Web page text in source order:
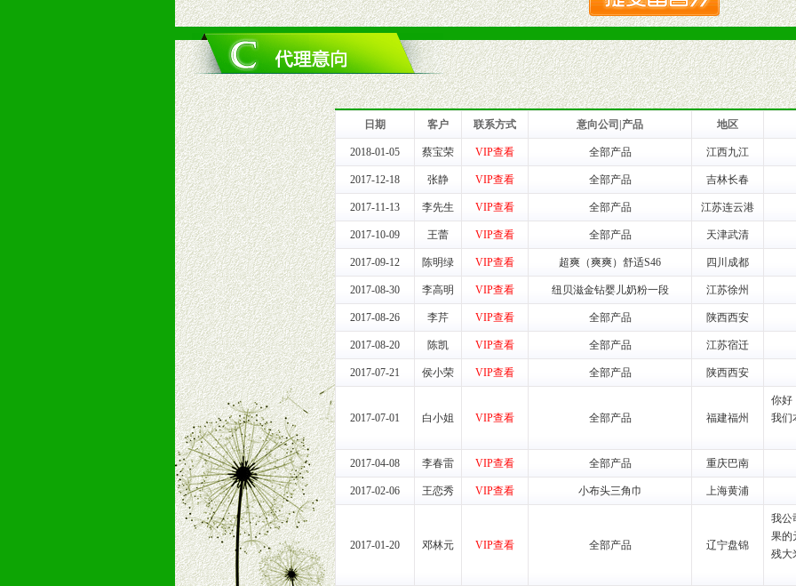
1、拥有婴幼儿产品经销网络，营养品或保健食品相关渠道者。
2、认同公司产品及经营理念，有良好的商业道德，良好的商誉，良好的市场网络的公司及销售自然人。
3、严格按照统一最低渠道价格，统一最低零售价销售，保证良性的价格体系，保证均衡的利润体系。
4、具有一定的资金实力，良好的商业信誉，具备地理区位优势。
5、为维护区域经销商利益，不得窜货。
十一、公司支持
1、免费人员培训支持
由销售明星、业务拓展能手、专业营养师、儿童营养专家为客户提供包括销售、营养、售后服务等各项专业培
2、终端宣传品支持
提供全国统一的产品手册、妈妈手册、VI手册、专柜、POP终端宣传物料、多样化的促销物品、礼品等。
3、大型促销活动支持
根据市场开发需要，为代理商、经销商提供活动策划，物料支持、人员支持等。媒体宣传支持
专业的孕婴童媒体、杂志、直销目录等全国性投放，扩大产品体宣传支持
专业的孕婴童媒体、杂志、直销目录等全国性投放，扩大产品宣传，提高产品美誉度。
4、专业完善的售后服务支持
5、确保经销商相应区域内的独家垄断性经营权益。
6、实施经营管理支持，根据经销商销售情况派人员驻地指导。
7、严格控制价格的波动，并给予相应的政策，充分保证经销产品丰厚的利润空间和市场经营的高额回报。
8、提供合理的退换货保障制度，保证经销商合作零风险。
9、及时有力的推出各种终端促销活动来帮助经销商启动和拉动市场销售，提供终端物料及宣传促销用品的支
拉宝、海报、试用装等）
10、提供信息支持，使经销商商融入公司经营中，充分了解来自公司的行销计划，产品的发展，以及行业市场
11、提供方便、快捷、灵活、安全、高效和准确的后勤配送物。
12、不断寻求国际前缘产品，完善母婴、儿童产品品类，为中国妈妈、宝宝提供完善的营养健康产品和宣传
和终端客户提供更好的支持和服务。
日期 客户 联系方式 意向公司|产品 地区
2018-01-05 蔡宝荣 VIP查看 全部产品 江西九江
2017-12-18 张静 VIP查看 全部产品 吉林长春
2017-11-13 李先生 VIP查看 全部产品 江苏连云港
2017-10-09 王蕾 VIP查看 全部产品 天津武清
2017-09-12 陈明绿 VIP查看 超爽（爽爽）舒适S46 四川成都
2017-08-30 李高明 VIP查看 纽贝滋金钻婴儿奶粉一段 江苏徐州
2017-08-26 李芹 VIP查看 全部产品 陕西西安
2017-08-20 陈凯 VIP查看 全部产品 江苏宿迁
2017-07-21 侯小荣 VIP查看 全部产品 陕西西安
2017-07-01 白小姐 VIP查看 全部产品 福建福州
你好
我们
2017-04-08 李春雷 VIP查看 全部产品 重庆巴南
2017-02-06 王恋秀 VIP查看 小布头三角巾 上海黄浦
2017-01-20 邓林元 VIP查看 全部产品 辽宁盘锦
我公
果的
残大